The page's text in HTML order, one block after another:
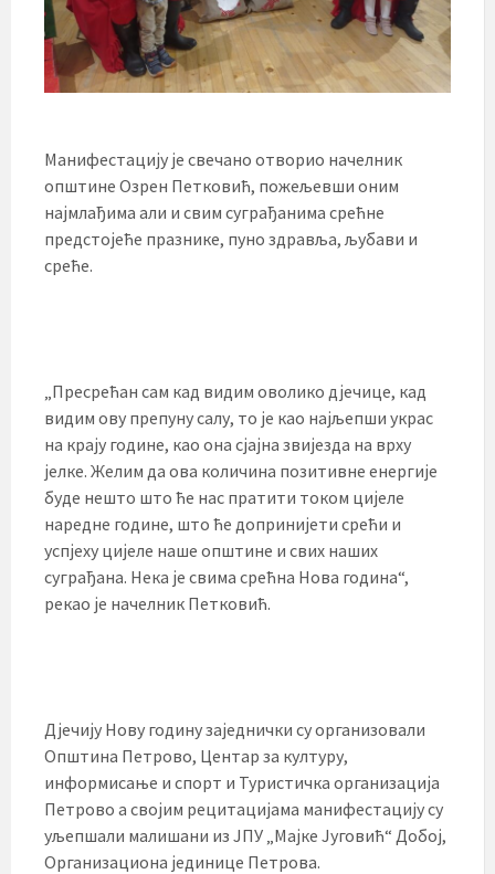
Манифестацију је свечано отворио начелник
општине Озрен Петковић, пожељевши оним
најмлађима али и свим суграђанима срећне
предстојеће празнике, пуно здравља, љубави и
среће.
„Пресрећан сам кад видим оволико дјечице, кад
видим ову препуну салу, то је као најљепши украс
на крају године, као она сјајна звијезда на врху
јелке. Желим да ова количина позитивне енергије
буде нешто што ће нас пратити током цијеле
наредне године, што ће допринијети срећи и
успјеху цијеле наше општине и свих наших
суграђана. Нека је свима срећна Нова година“,
рекао је начелник Петковић.
Дјечију Нову годину заједнички су организовали
Општина Петрово, Центар за културу,
информисање и спорт и Туристичка организација
Петрово а својим рецитацијама манифестацију су
уљепшали малишани из ЈПУ „Мајке Југовић“ Добој,
Организациона јединице Петрова.